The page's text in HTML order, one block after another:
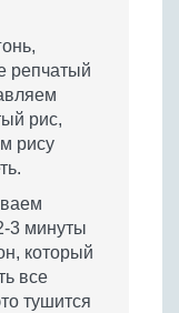
репчатый
рис,
рису
3 минуты
который
все
тушится